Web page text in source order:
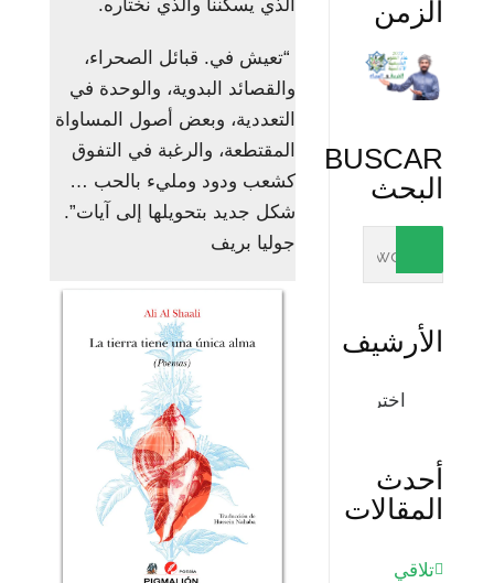
الذي يسكننا والذي نختاره.
“تعيش في. قبائل الصحراء،
والقصائد البدوية، والوحدة في
التعددية، وبعض أصول المساواة
المقتطعة، والرغبة في التفوق
كشعب ودود ومليء بالحب …
شكل جديد بتحويلها إلى آيات”.
جوليا بريف
الزمن
BUSCAR
البحث
الأرشيف
الأرشيف
أحدث
المقالات
تلاقي